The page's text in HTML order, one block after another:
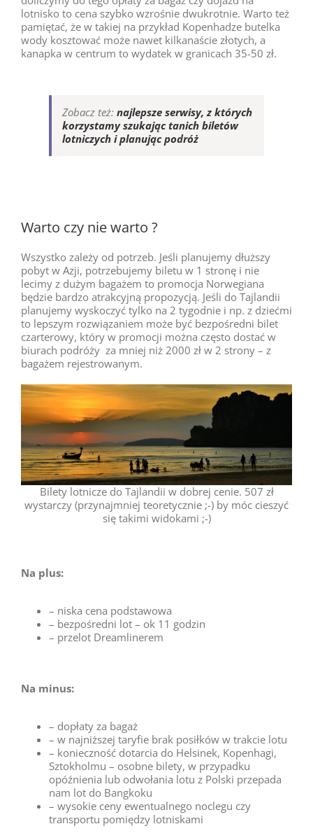
lotnisko to cena szybko wzrośnie dwukrotnie. Warto też
pamiętać, że w takiej na przykład Kopenhadze butelka
wody kosztować może nawet kilkanaście złotych, a
kanapka w centrum to wydatek w granicach 35-50 zł.
Zobacz też: najlepsze serwisy, z których
korzystamy szukając tanich biletów
lotniczych i planując podróż
Warto czy nie warto ?
Wszystko zależy od potrzeb. Jeśli planujemy dłuższy
pobyt w Azji, potrzebujemy biletu w 1 stronę i nie
lecimy z dużym bagażem to promocja Norwegiana
będzie bardzo atrakcyjną propozycją. Jeśli do Tajlandii
planujemy wyskoczyć tylko na 2 tygodnie i np. z dziećmi
to lepszym rozwiązaniem może być bezpośredni bilet
czarterowy, który w promocji można często dostać w
biurach podróży za mniej niż 2000 zł w 2 strony – z
bagażem rejestrowanym.
Bilety lotnicze do Tajlandii w dobrej cenie. 507 zł
wystarczy (przynajmniej teoretycznie ;-) by móc cieszyć
się takimi widokami ;-)
Na plus:
– niska cena podstawowa
– bezpośredni lot – ok 11 godzin
– przelot Dreamlinerem
Na minus:
– dopłaty za bagaż
– w najniższej taryfie brak posiłków w trakcie lotu
– konieczność dotarcia do Helsinek, Kopenhagi,
Sztokholmu – osobne bilety, w przypadku
opóźnienia lub odwołania lotu z Polski przepada
nam lot do Bangkoku
– wysokie ceny ewentualnego noclegu czy
transportu pomiędzy lotniskami